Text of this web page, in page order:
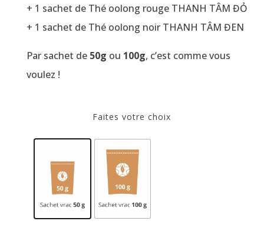
+ 1 sachet de Thé oolong rouge THANH TÂM ĐỎ
+ 1 sachet de Thé oolong noir THANH TÂM ĐEN
Par sachet de 50g ou 100g, c’est comme vous
voulez !
Faites votre choix